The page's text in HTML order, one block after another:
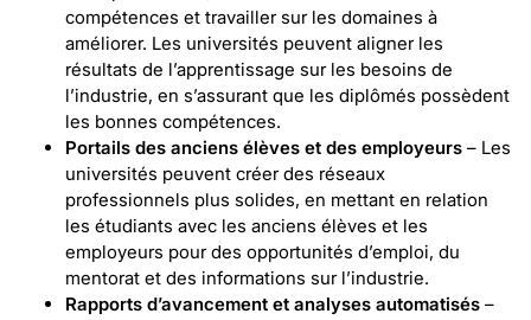
compétences et travailler sur les domaines à
améliorer. Les universités peuvent aligner les
résultats de l’apprentissage sur les besoins de
l’industrie, en s’assurant que les diplômés possèdent
les bonnes compétences.
Portails des anciens élèves et des employeurs – Les
universités peuvent créer des réseaux
professionnels plus solides, en mettant en relation
les étudiants avec les anciens élèves et les
employeurs pour des opportunités d’emploi, du
mentorat et des informations sur l’industrie.
Rapports d’avancement et analyses automatisés –